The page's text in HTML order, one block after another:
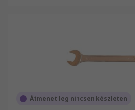
Átmenetileg nincsen készleten